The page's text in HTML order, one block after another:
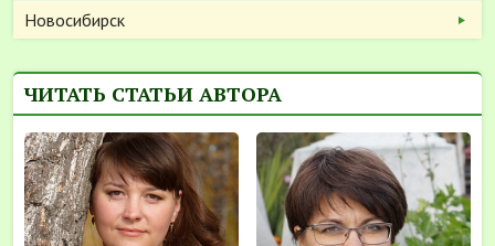
Новосибирск
ЧИТАТЬ СТАТЬИ АВТОРА